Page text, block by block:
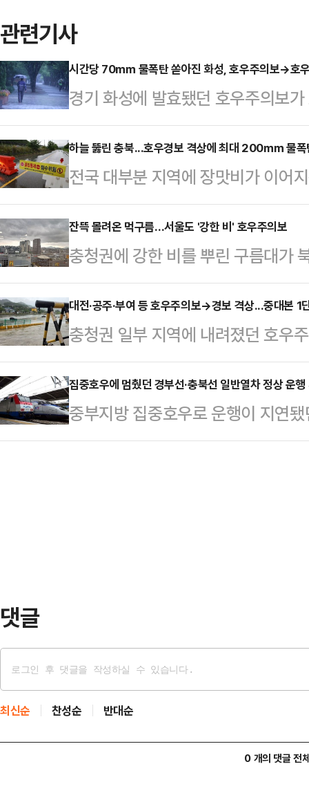
관련기사
시간당 70㎜ 물폭탄 쏟아진 화성, 호우주의보→호
경기 화성에 발효됐던 호우주의보
기 화성에 시간당 70㎜에 달하는
시를 기해 호우경보로 격상했다고
시간 동안 70.5㎜의 매우 강한 비
은 경기 평택·안성·화성, 광주, 전
안·아산, 충북 진천·음성·증평이
12시간 강우량이 180㎜를 넘을
"도내에 많은…
하늘 뚫린 충북...호우경보 격상에 최대 200㎜ 물폭
전국 대부분 지역에 장맛비가 이어
됐다.9일 기상청은 이날 오전 6시
천, 음성, 단양, 증평 등 9개 시·군
청주에 발효됐던 호우주의보는 각
경보로 격상됐다.청주기상지청은
지역에는 50~100㎜의 비가 더 내
"시간당 최대 50㎜의 강한 비가 내
…
잔뜩 몰려온 먹구름…서울도 '강한 비' 호우주의보
충청권에 강한 비를 뿌린 구름대가
가 발령됐다.기상청은 9일 오전 10
서남권에 호우주의보를 발령했다고
영등포·동작·관악·금천구를 포함
또는 12시간 강우량이 110㎜ 이
분 기준 서울 지역 일 강수량은
(기상청) 11.5㎜, 마포 11.0㎜,
내 곳곳의…
대전·공주·부여 등 호우주의보→경보 격상...중대본 1
충청권 일부 지역에 내려졌던 호우
는 중앙재난안전대책본부(중대본)
15분을 기해 대전에 호우경보를 발
룡도 호우경보가 내려졌다.호우
시간 강우량이 180㎜를 넘을 것으
집중호우에 멈췄던 경부선·충북선 일반열차 정상 운행
중부지방 집중호우로 운행이 지연
상 재개됐다.9일 한국철도공사(코
댓글
최신순 찬성순 반대순
0 개의 댓글 전